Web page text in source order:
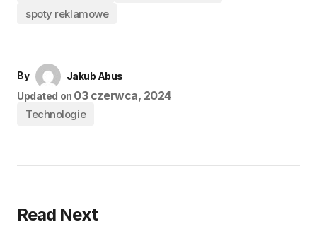
spoty reklamowe
By
Jakub Abus
Updated on 03 czerwca, 2024
Technologie
Read Next